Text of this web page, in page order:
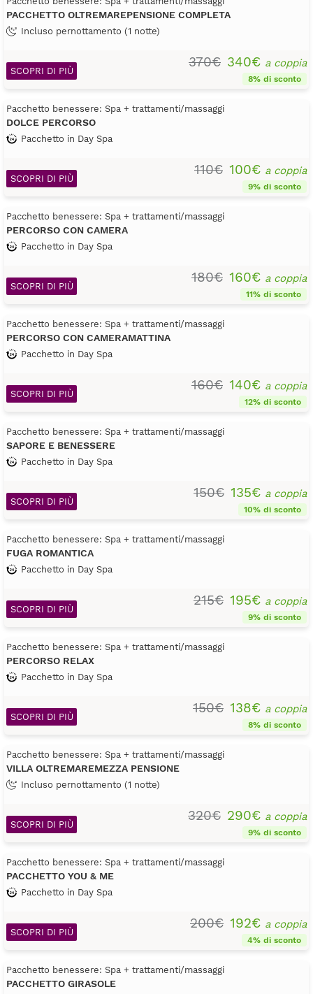
PACCHETTO OLTREMAREPENSIONE COMPLETA
Incluso pernottamento (1 notte)
370€ 340€ a coppia
8% di sconto
SCOPRI DI PIÙ
Pacchetto benessere: Spa + trattamenti/massaggi
DOLCE PERCORSO
Pacchetto in Day Spa
110€ 100€ a coppia
9% di sconto
SCOPRI DI PIÙ
Pacchetto benessere: Spa + trattamenti/massaggi
PERCORSO CON CAMERA
Pacchetto in Day Spa
180€ 160€ a coppia
11% di sconto
SCOPRI DI PIÙ
Pacchetto benessere: Spa + trattamenti/massaggi
PERCORSO CON CAMERAMATTINA
Pacchetto in Day Spa
160€ 140€ a coppia
12% di sconto
SCOPRI DI PIÙ
Pacchetto benessere: Spa + trattamenti/massaggi
SAPORE E BENESSERE
Pacchetto in Day Spa
150€ 135€ a coppia
10% di sconto
SCOPRI DI PIÙ
Pacchetto benessere: Spa + trattamenti/massaggi
FUGA ROMANTICA
Pacchetto in Day Spa
215€ 195€ a coppia
9% di sconto
SCOPRI DI PIÙ
Pacchetto benessere: Spa + trattamenti/massaggi
PERCORSO RELAX
Pacchetto in Day Spa
150€ 138€ a coppia
8% di sconto
SCOPRI DI PIÙ
Pacchetto benessere: Spa + trattamenti/massaggi
VILLA OLTREMAREMEZZA PENSIONE
Incluso pernottamento (1 notte)
320€ 290€ a coppia
9% di sconto
SCOPRI DI PIÙ
Pacchetto benessere: Spa + trattamenti/massaggi
PACCHETTO YOU & ME
Pacchetto in Day Spa
200€ 192€ a coppia
4% di sconto
SCOPRI DI PIÙ
Pacchetto benessere: Spa + trattamenti/massaggi
PACCHETTO GIRASOLE